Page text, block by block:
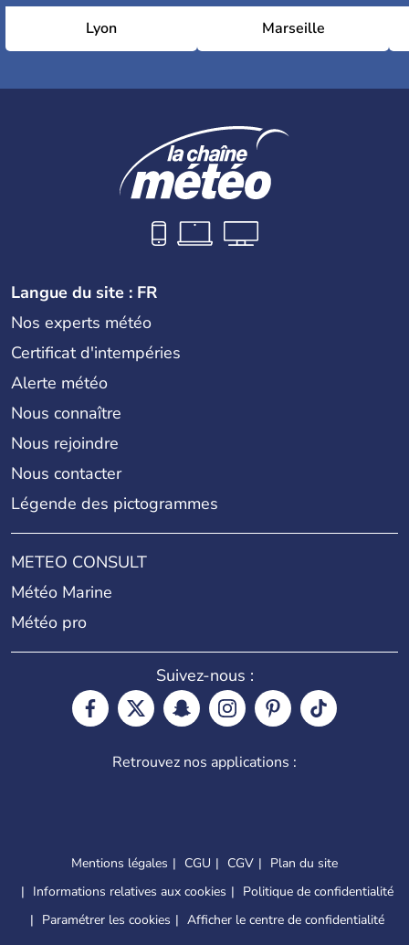
Lyon Marseille
Langue du site : FR
Nos experts météo
Certificat d'intempéries
Alerte météo
Nous connaître
Nous rejoindre
Nous contacter
Légende des pictogrammes
METEO CONSULT
Météo Marine
Météo pro
Suivez-nous :
Retrouvez nos applications :
Mentions légales CGU CGV
Plan du site
Informations relatives aux cookies
Politique de confidentialité
Paramétrer les cookies
Afficher le centre de confidentialité